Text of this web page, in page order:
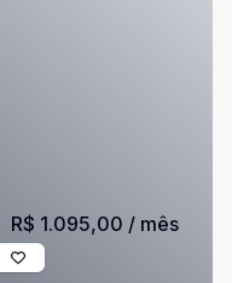
R$ 1.095,00 / mês